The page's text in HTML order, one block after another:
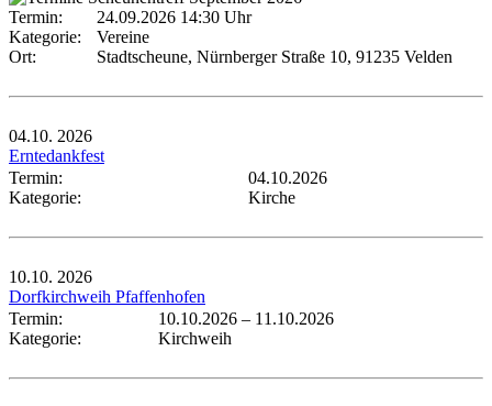
Termin:
24.09.2026 14:30 Uhr
Kategorie:
Vereine
Ort:
Stadtscheune, Nürnberger Straße 10, 91235 Velden
04.10. 2026
Erntedankfest
Termin:
04.10.2026
Kategorie:
Kirche
10.10. 2026
Dorfkirchweih Pfaffenhofen
Termin:
10.10.2026 – 11.10.2026
Kategorie:
Kirchweih